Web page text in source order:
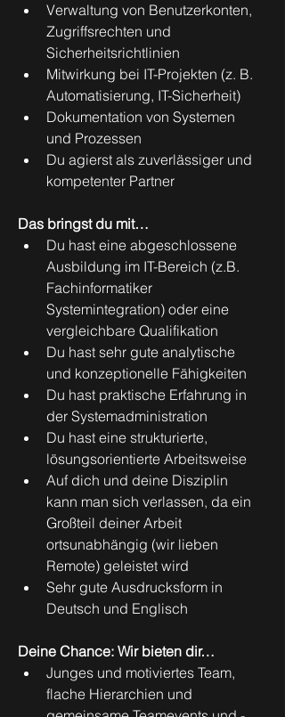
Verwaltung von Benutzerkonten,
Zugriffsrechten und
Sicherheitsrichtlinien
Mitwirkung bei IT-Projekten (z. B.
Automatisierung, IT-Sicherheit)
Dokumentation von Systemen
und Prozessen
Du agierst als zuverlässiger und
kompetenter Partner
Das bringst du mit…
Du hast eine abgeschlossene
Ausbildung im IT-Bereich (z.B.
Fachinformatiker
Systemintegration) oder eine
vergleichbare Qualifikation
Du hast sehr gute analytische
und konzeptionelle Fähigkeiten
Du hast praktische Erfahrung in
der Systemadministration
Du hast eine strukturierte,
lösungsorientierte Arbeitsweise
Auf dich und deine Disziplin
kann man sich verlassen, da ein
Großteil deiner Arbeit
ortsunabhängig (wir lieben
Remote) geleistet wird
Sehr gute Ausdrucksform in
Deutsch und Englisch
Deine Chance: Wir bieten dir…
Junges und motiviertes Team,
flache Hierarchien und